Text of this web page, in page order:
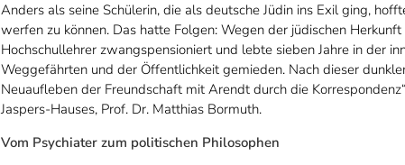
Anders als seine Schülerin, die als deutsche Jüdin ins Exil ging,
werfen zu können. Das hatte Folgen: Wegen der jüdischen
Hochschullehrer zwangspensioniert und lebte sieben Jahre in der
Weggefährten und der Öffentlichkeit gemieden. Nach dieser
Neuaufleben der Freundschaft mit Arendt durch die
Jaspers-Hauses, Prof. Dr. Matthias Bormuth.
Vom Psychiater zum politischen Philosophen